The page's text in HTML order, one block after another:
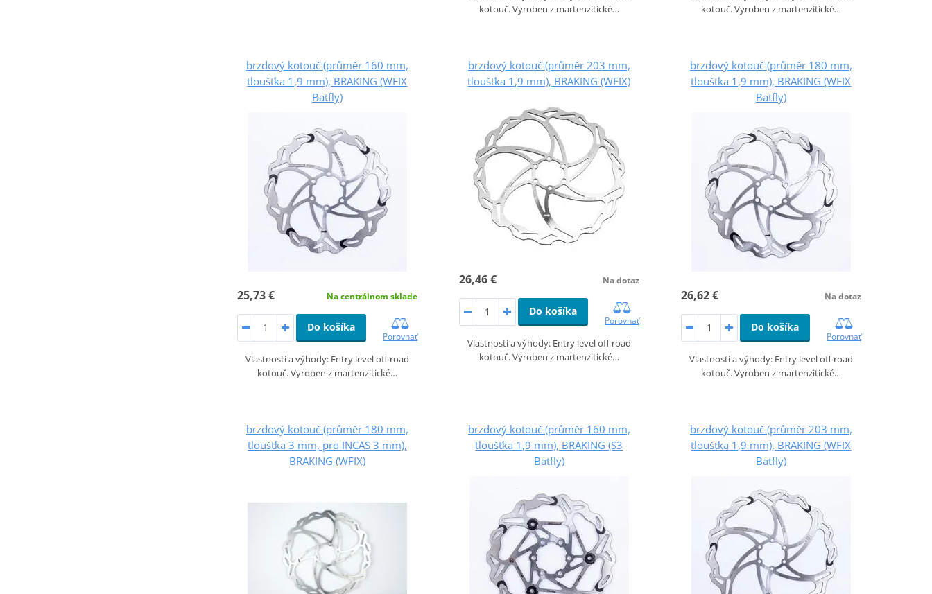
kotouč. Vyroben z martenzitické…
kotouč. Vyroben z martenzitické…
brzdový kotouč (průměr 160 mm,
tloušťka 1,9 mm), BRAKING (WFIX
Batfly)
25,73 € Na centrálnom sklade
Do košíka
Porovnať
Vlastnosti a výhody: Entry level off road
kotouč. Vyroben z martenzitické…
brzdový kotouč (průměr 203 mm,
tloušťka 1,9 mm), BRAKING (WFIX)
26,46 € Na dotaz
Do košíka
Porovnať
Vlastnosti a výhody: Entry level off road
kotouč. Vyroben z martenzitické…
brzdový kotouč (průměr 180 mm,
tloušťka 1,9 mm), BRAKING (WFIX
Batfly)
26,62 € Na dotaz
Do košíka
Porovnať
Vlastnosti a výhody: Entry level off road
kotouč. Vyroben z martenzitické…
brzdový kotouč (průměr 180 mm,
tloušťka 3 mm, pro INCAS 3 mm),
BRAKING (WFIX)
brzdový kotouč (průměr 160 mm,
tloušťka 1,9 mm), BRAKING (S3
Batfly)
brzdový kotouč (průměr 203 mm,
tloušťka 1,9 mm), BRAKING (WFIX
Batfly)